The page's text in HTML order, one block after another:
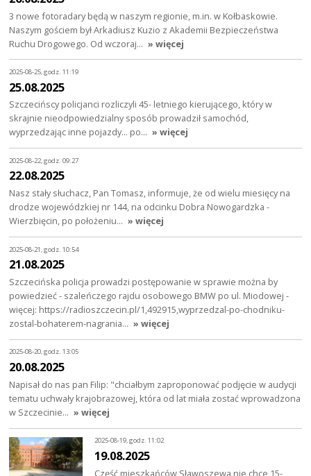
3 nowe fotoradary będą w naszym regionie, m.in. w Kołbaskowie.
Naszym gościem był Arkadiusz Kuzio z Akademii Bezpieczeństwa
Ruchu Drogowego. Od wczoraj… » więcej
2025-08-25, godz. 11:19
25.08.2025
Szczecińscy policjanci rozliczyli 45- letniego kierującego, który w
skrajnie nieodpowiedzialny sposób prowadził samochód,
wyprzedzając inne pojazdy… po… » więcej
2025-08-22, godz. 09:27
22.08.2025
Nasz stały słuchacz, Pan Tomasz, informuje, że od wielu miesięcy na
drodze wojewódzkiej nr 144, na odcinku Dobra Nowogardzka -
Wierzbięcin, po położeniu… » więcej
2025-08-21, godz. 10:54
21.08.2025
Szczecińska policja prowadzi postępowanie w sprawie można by
powiedzieć - szaleńczego rajdu osobowego BMW po ul. Miodowej -
więcej: https://radioszczecin.pl/1,492915,wyprzedzal-po-chodniku-
zostal-bohaterem-nagrania… » więcej
2025-08-20, godz. 13:05
20.08.2025
Napisał do nas pan Filip: "chciałbym zaproponować podjęcie w audycji
tematu uchwały krajobrazowej, która od lat miała zostać wprowadzona
w Szczecinie… » więcej
2025-08-19, godz. 11:02
19.08.2025
Część mieszkańców Sławoszewa nie chce 15-